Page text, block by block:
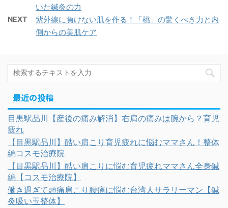
いた鍼灸の力
NEXT
紫外線に負けない肌を作る！「桃」の驚くべき力と内
側からの美肌ケア
最近の投稿
目黒駅品川【産後の痛み解消】右肩の痛みは腕から？育児
疲れ
【目黒駅品川】酷い肩こり育児疲れに悩むママさん！整体
編コスモ治療院
【目黒駅品川】酷い肩こりに悩む育児疲れママさん全身鍼
編【コスモ治療院】
働き過ぎて頭痛肩こり腰痛に悩む台湾人サラリーマン【鍼
灸吸い玉整体】